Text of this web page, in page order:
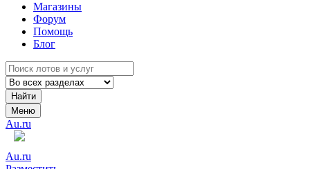
Магазины
Форум
Помощь
Блог
Найти
Меню
Au.ru
Au.ru